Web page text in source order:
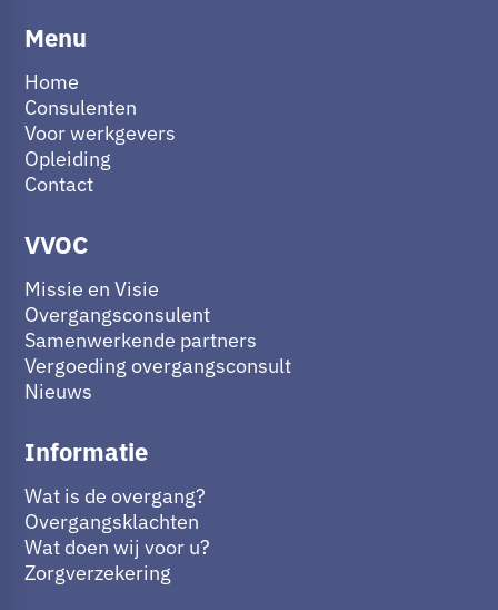
Menu
Home
Consulenten
Voor werkgevers
Opleiding
Contact
VVOC
Missie en Visie
Overgangsconsulent
Samenwerkende partners
Vergoeding overgangsconsult
Nieuws
Informatie
Wat is de overgang?
Overgangsklachten
Wat doen wij voor u?
Zorgverzekering